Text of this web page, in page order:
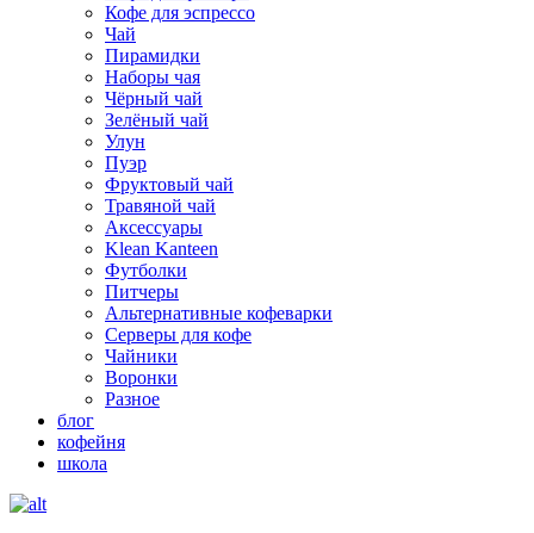
Кофе для эспрессо
Чай
Пирамидки
Наборы чая
Чёрный чай
Зелёный чай
Улун
Пуэр
Фруктовый чай
Травяной чай
Аксессуары
Klean Kanteen
Футболки
Питчеры
Альтернативные кофеварки
Серверы для кофе
Чайники
Воронки
Разное
блог
кофейня
школа